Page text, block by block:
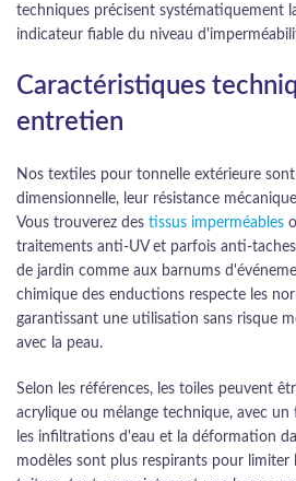
techniques précisent systématiquement
indicateur fiable du niveau
Caractéristiques
entretien
Nos textiles pour tonnelle extérieure
dimensionnelle, leur résistance
Vous trouverez des tissus imperméables
traitements anti-UV et parfois anti-
de jardin comme aux barnums
chimique des enductions respecte les
garantissant une utilisation sans risque
avec la peau.
Selon les références, les toiles peuvent
acrylique ou mélange technique, avec
les infiltrations d'eau et la déformation
modèles sont plus respirants pour limiter